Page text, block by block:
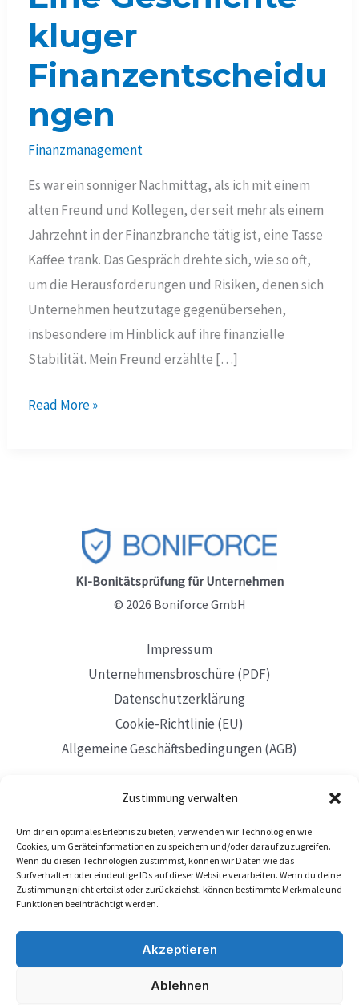
Zustimmung verwalten
Um dir ein optimales Erlebnis zu bieten, verwenden wir Technologien wie
Cookies, um Geräteinformationen zu speichern und/oder darauf zuzugreifen.
Wenn du diesen Technologien zustimmst, können wir Daten wie das
Surfverhalten oder eindeutige IDs auf dieser Website verarbeiten. Wenn du deine
Zustimmung nicht erteilst oder zurückziehst, können bestimmte Merkmale und
Funktionen beeinträchtigt werden.
Akzeptieren
Ablehnen
kluger
Finanzentscheidu
ngen
Finanzmanagement
Es war ein sonniger Nachmittag, als ich mit einem
alten Freund und Kollegen, der seit mehr als einem
Jahrzehnt in der Finanzbranche tätig ist, eine Tasse
Kaffee trank. Das Gespräch drehte sich, wie so oft,
um die Herausforderungen und Risiken, denen sich
Unternehmen heutzutage gegenübersehen,
insbesondere im Hinblick auf ihre finanzielle
Stabilität. Mein Freund erzählte […]
Wie
Unternehmen
Finanzstabilität?
Finanzentscheidungen
Read More »
KI-Bonitätsprüfung für Unternehmen
© 2026 Boniforce GmbH
Impressum
Unternehmensbroschüre (PDF)
Datenschutzerklärung
Cookie-Richtlinie (EU)
Allgemeine Geschäftsbedingungen (AGB)
Mit Sitz in Düsseldorf